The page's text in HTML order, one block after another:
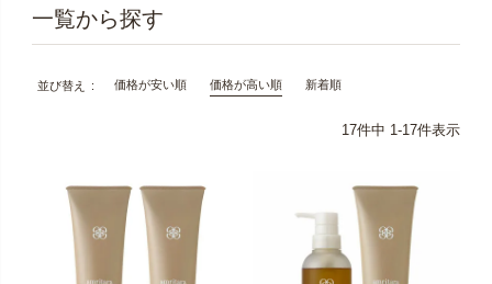
並び替え 価格が安い順 価格が高い順 新着順
17件中 1-17件表示